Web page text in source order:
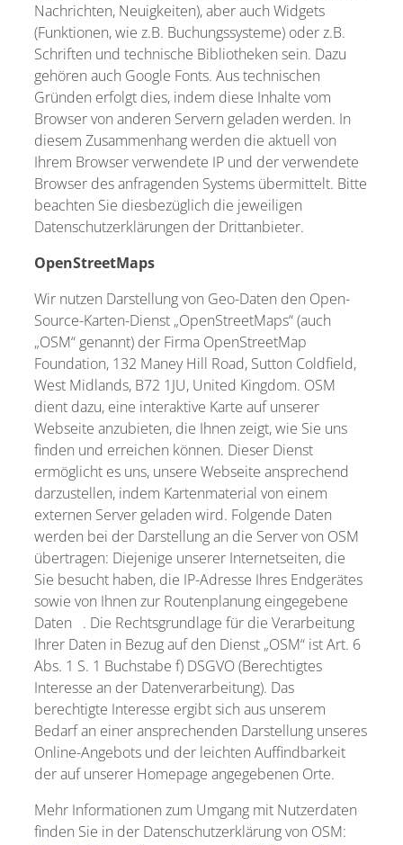
Nachrichten, Neuigkeiten), aber auch Widgets
(Funktionen, wie z.B. Buchungssysteme) oder z.B.
Schriften und technische Bibliotheken sein. Dazu
gehören auch Google Fonts. Aus technischen
Gründen erfolgt dies, indem diese Inhalte vom
Browser von anderen Servern geladen werden. In
diesem Zusammenhang werden die aktuell von
Ihrem Browser verwendete IP und der verwendete
Browser des anfragenden Systems übermittelt. Bitte
beachten Sie diesbezüglich die jeweiligen
Datenschutzerklärungen der Drittanbieter.
OpenStreetMaps
Wir nutzen Darstellung von Geo-Daten den Open-
Source-Karten-Dienst „OpenStreetMaps“ (auch
„OSM“ genannt) der Firma OpenStreetMap
Foundation, 132 Maney Hill Road, Sutton Coldfield,
West Midlands, B72 1JU, United Kingdom. OSM
dient dazu, eine interaktive Karte auf unserer
Webseite anzubieten, die Ihnen zeigt, wie Sie uns
finden und erreichen können. Dieser Dienst
ermöglicht es uns, unsere Webseite ansprechend
darzustellen, indem Kartenmaterial von einem
externen Server geladen wird. Folgende Daten
werden bei der Darstellung an die Server von OSM
übertragen: Diejenige unserer Internetseiten, die
Sie besucht haben, die IP-Adresse Ihres Endgerätes
sowie von Ihnen zur Routenplanung eingegebene
Daten . Die Rechtsgrundlage für die Verarbeitung
Ihrer Daten in Bezug auf den Dienst „OSM“ ist Art. 6
Abs. 1 S. 1 Buchstabe f) DSGVO (Berechtigtes
Interesse an der Datenverarbeitung). Das
berechtigte Interesse ergibt sich aus unserem
Bedarf an einer ansprechenden Darstellung unseres
Online-Angebots und der leichten Auffindbarkeit
der auf unserer Homepage angegebenen Orte.
Mehr Informationen zum Umgang mit Nutzerdaten
finden Sie in der Datenschutzerklärung von OSM: